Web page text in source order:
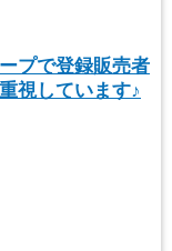
プで登録販売者
視しています♪